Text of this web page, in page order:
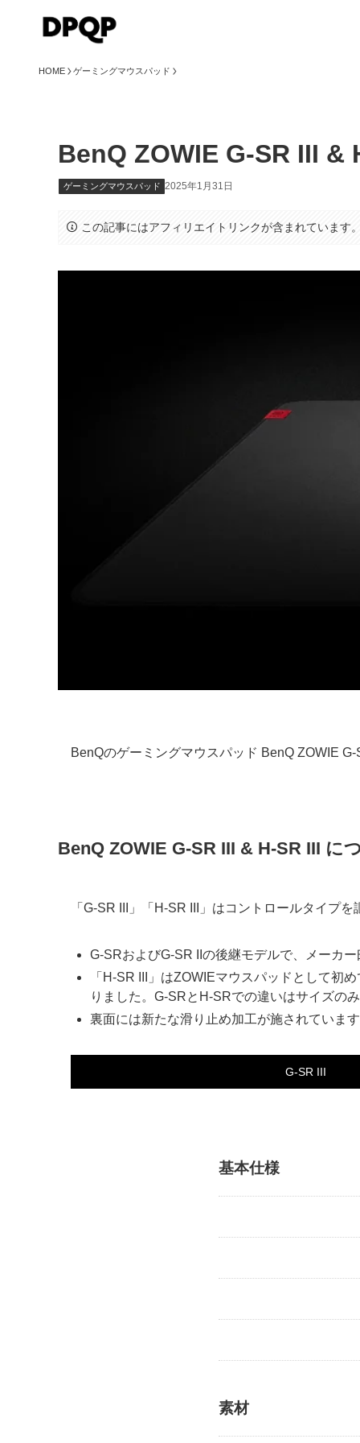
HOME ゲーミングマウスパッド
BenQ ZOWIE G-SR III &
ゲーミングマウスパッド 2025年1月31日
この記事にはアフィリエイトリンクが含まれています
BenQのゲーミングマウスパッド BenQ ZOWIE
BenQ ZOWIE G-SR III & H-SR III に
「G-SR III」「H-SR III」はコントロールタイプ
G-SRおよびG-SR IIの後継モデルで、メーカ
「H-SR III」はZOWIEマウスパッドとして初
りました。G-SRとH-SRでの違いはサイズの
裏面には新たな滑り止め加工が施されていま
G-SR III
基本仕様
素材